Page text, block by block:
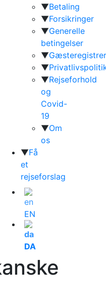
▼Betaling
▼Forsikringer
▼Generelle
betingelser
▼
▼
▼Rejseforhold
og
Covid-
19
▼Om
os
▼Få
et
rejseforslag
EN
DA